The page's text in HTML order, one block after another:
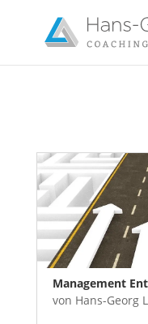
Management
von Hans-Georg